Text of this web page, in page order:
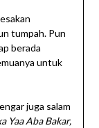
tumpah. Pun
berada
untuk
juga salam
Yaa Aba Bakar,